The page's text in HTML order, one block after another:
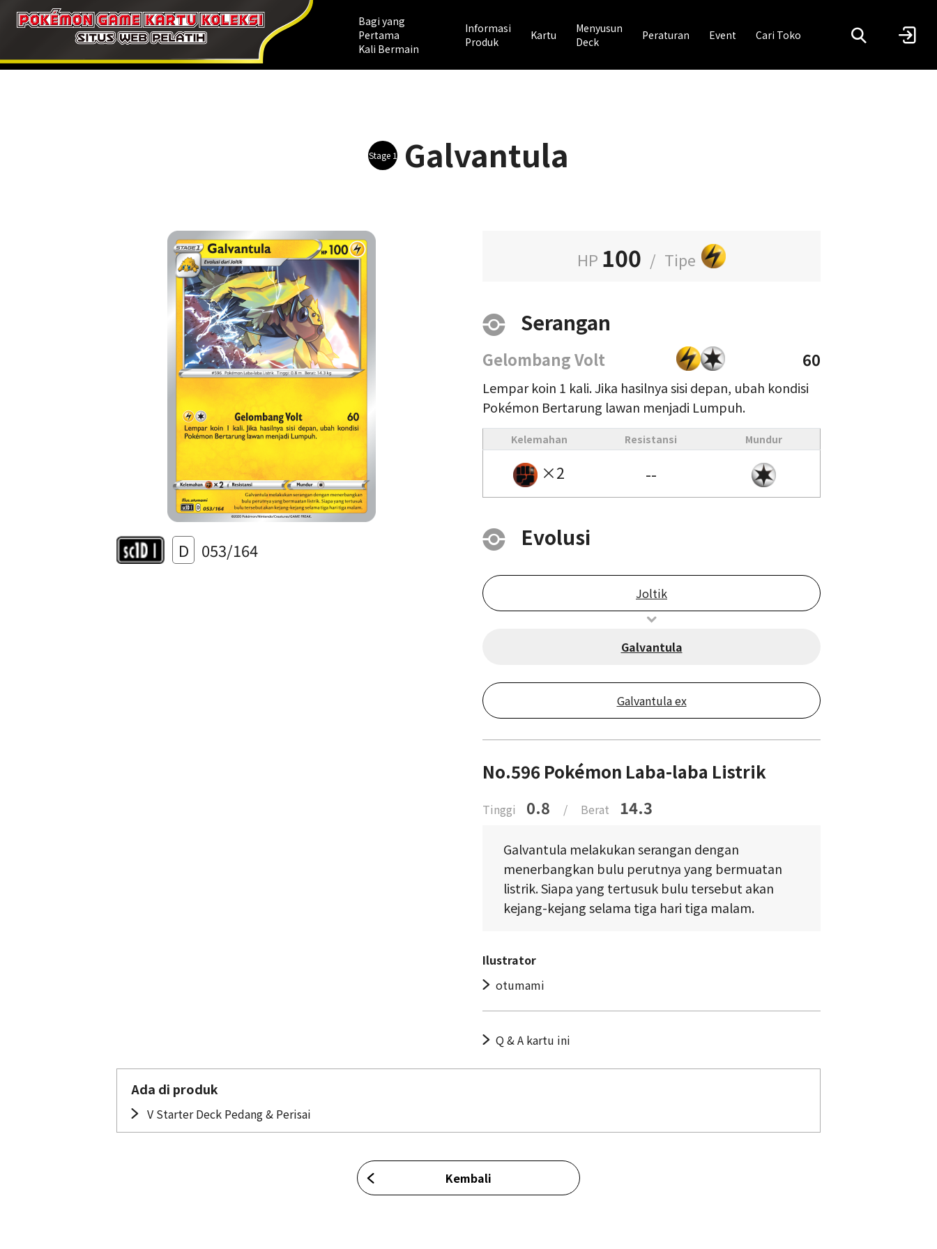
Bagi yang
Pertama
Kali Bermain
Informasi
Produk
Kartu
Menyusun
Deck
Peraturan Event Cari Toko
Stage 1 Galvantula
HP 100 / Tipe
Serangan
Gelombang Volt 60
Lempar koin 1 kali. Jika hasilnya sisi depan, ubah kondisi
Pokémon Bertarung lawan menjadi Lumpuh.
Kelemahan Resistansi Mundur
×2 --
D 053/164 Evolusi
Joltik
Galvantula
Galvantula ex
No.596 Pokémon Laba-laba Listrik
Tinggi 0.8 / Berat 14.3
Galvantula melakukan serangan dengan
menerbangkan bulu perutnya yang bermuatan
listrik. Siapa yang tertusuk bulu tersebut akan
kejang-kejang selama tiga hari tiga malam.
Ilustrator
otumami
Q & A kartu ini
Ada di produk
V Starter Deck Pedang & Perisai
Kembali